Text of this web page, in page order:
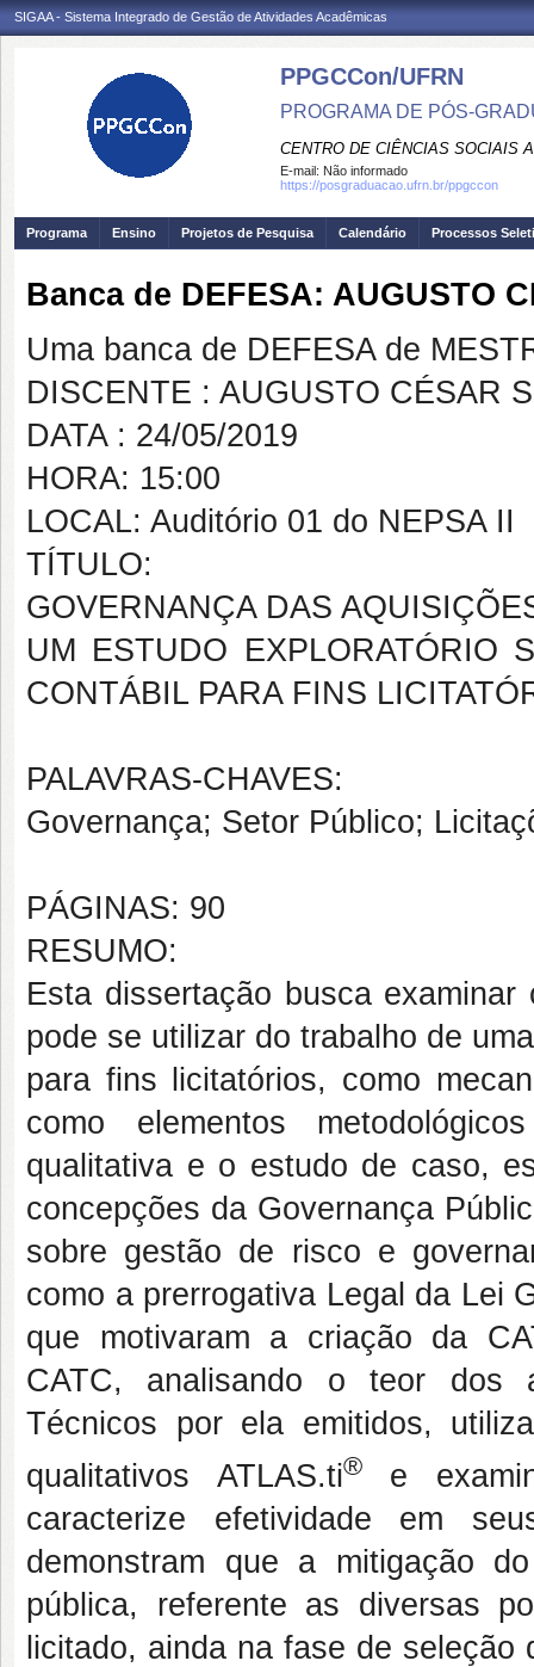
SIGAA - Sistema Integrado de Gestão de Atividades Acadêmicas
PPGCCon/UFRN
PROGRAMA DE PÓS-
CENTRO DE CIÊNCIAS SOCIAIS
E-mail: Não informado
https://posgraduacao.ufrn.br/ppgccon
Programa Ensino Projetos de Pesquisa Calendário Processos
Banca de DEFESA: AUGUSTO
Uma banca de DEFESA de
DISCENTE : AUGUSTO CÉSAR
DATA : 24/05/2019
HORA: 15:00
LOCAL: Auditório 01 do NEPSA II
TÍTULO:
GOVERNANÇA DAS
UM ESTUDO EXPLORATÓRIO
CONTÁBIL PARA FINS
PALAVRAS-CHAVES:
Governança; Setor Público;
PÁGINAS: 90
RESUMO:
Esta dissertação busca
pode se utilizar do trabalho de
para fins licitatórios, como
como elementos
qualitativa e o estudo de caso,
concepções da Governança
sobre gestão de risco e
como a prerrogativa Legal da Lei
que motivaram a criação da
CATC, analisando o teor dos
Técnicos por ela emitidos,
qualitativos ATLAS.ti®e
caracterize efetividade em
demonstram que a mitigação
pública, referente as diversas
licitado, ainda na fase de